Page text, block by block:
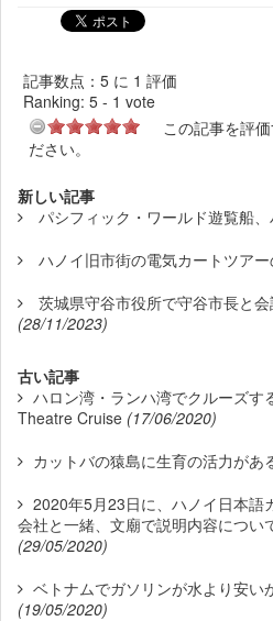
記事数点：5 に 1 評価
Ranking: 5 - 1 vote
この記事を評
ださい。
新しい記事
パシフィック・ワールド遊覧船
ハノイ旧市街の電気カートツア
茨城県守谷市役所で守谷市長と
(28/11/2023)
古い記事
ハロン湾・ランハ湾でクルーズす
Theatre Cruise (17/06/2020)
カットバの猿島に生育の活力があ
2020年5月23日に、ハノイ日本語
会社と一緒、文廟で説明内容につい
(29/05/2020)
ベトナムでガソリンが水より安い
(19/05/2020)